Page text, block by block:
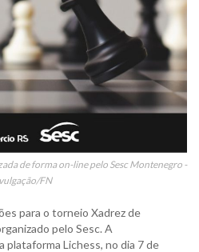
de forma on-line pelo Sesc Montenegro -
FN
para o torneio Xadrez de
pelo Sesc. A
plataforma Lichess, no dia 7 de